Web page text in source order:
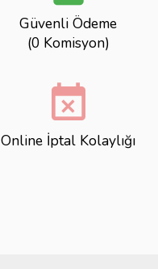
Güvenli Ödeme
(0 Komisyon)
event_busy
Online İptal Kolaylığı